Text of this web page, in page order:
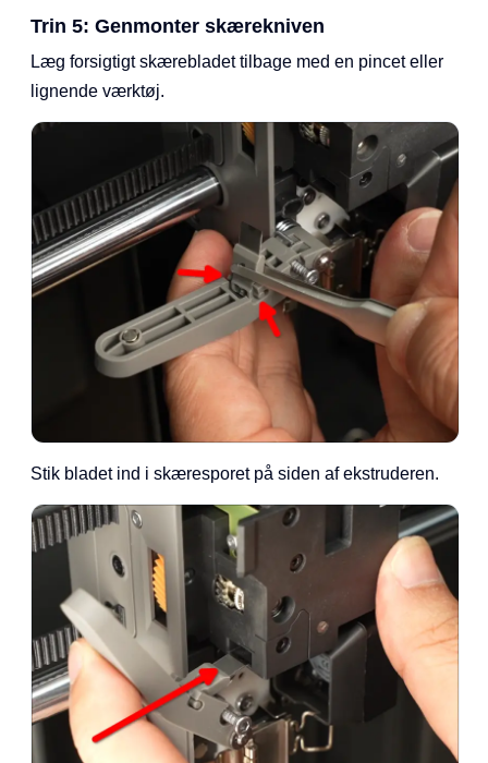
Trin 5: Genmonter skærekniven
Læg forsigtigt skærebladet tilbage med en pincet eller
lignende værktøj.
Stik bladet ind i skæresporet på siden af ekstruderen.